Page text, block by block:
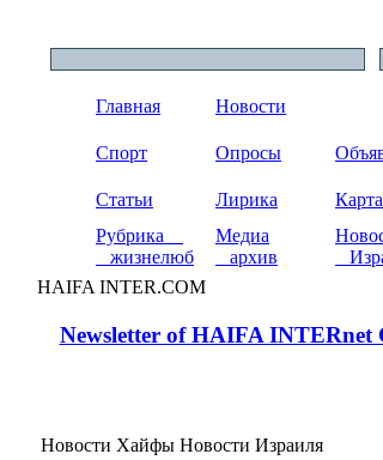
Главная Новости
Спорт Опросы
Статьи Лирика
Рубрика
жизнелюб
Медиа
архив
HAIFA INTER.COM
Newsletter of HAIFA
Новости Хайфы Новости Израиля